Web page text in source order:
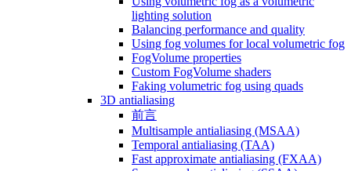
lighting solution
Balancing performance and quality
Using fog volumes for local volumetric fog
FogVolume properties
Custom FogVolume shaders
Faking volumetric fog using quads
3D antialiasing
前言
Multisample antialiasing (MSAA)
Temporal antialiasing (TAA)
Fast approximate antialiasing (FXAA)